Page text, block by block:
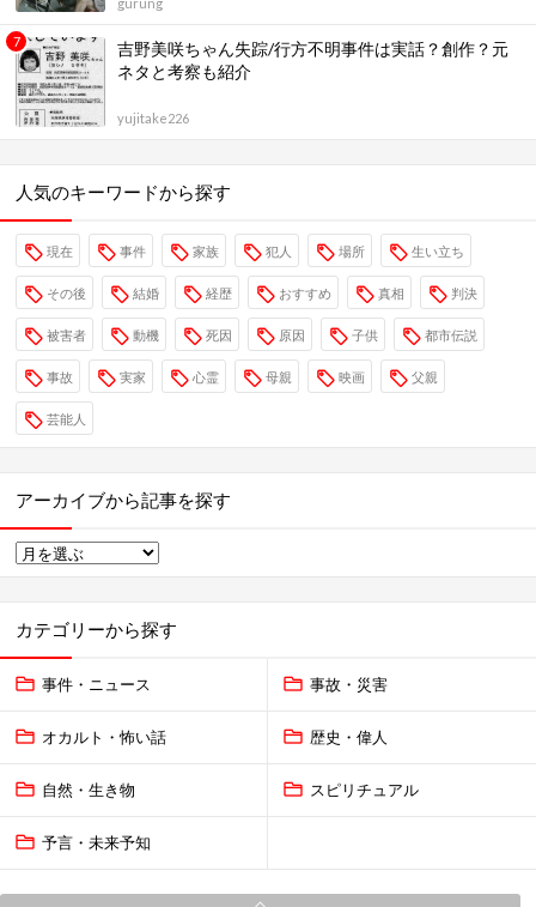
吉野美咲ちゃん失踪/行方不明事件は実話？創作？元
ネタと考察も紹介
yujitake226
人気のキーワードから探す
現在 事件 家族 犯人 場所 生い立ち
その後 結婚 経歴 おすすめ 真相 判決
被害者 動機 死因 原因 子供 都市伝説
事故 実家 心霊 母親 映画 父親
芸能人
アーカイブから記事を探す
カテゴリーから探す
事件・ニュース 事故・災害
オカルト・怖い話 歴史・偉人
自然・生き物 スピリチュアル
予言・未来予知